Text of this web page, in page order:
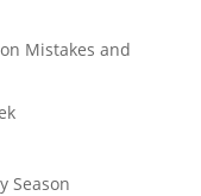
Mistakes and
Season